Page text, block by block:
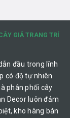
GIẢ TRANG TRÍ
đầu trong lĩnh
có độ tự nhiên
phân phối cây
Decor luôn đảm
kho hàng bán